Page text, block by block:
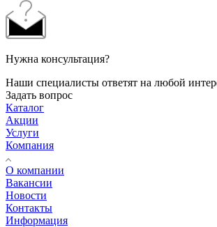
Нужна консультация?
Наши специалисты ответят на любой
Задать вопрос
Каталог
Акции
Услуги
Компания
О компании
Вакансии
Новости
Контакты
Информация